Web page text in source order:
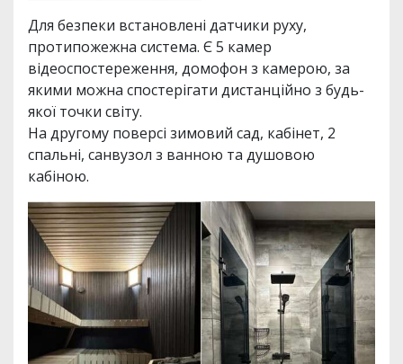
Для безпеки встановлені датчики руху,
протипожежна система. Є 5 камер
відеоспостереження, домофон з камерою, за
якими можна спостерігати дистанційно з будь-
якої точки світу.
На другому поверсі зимовий сад, кабінет, 2
спальні, санвузол з ванною та душовою
кабіною.